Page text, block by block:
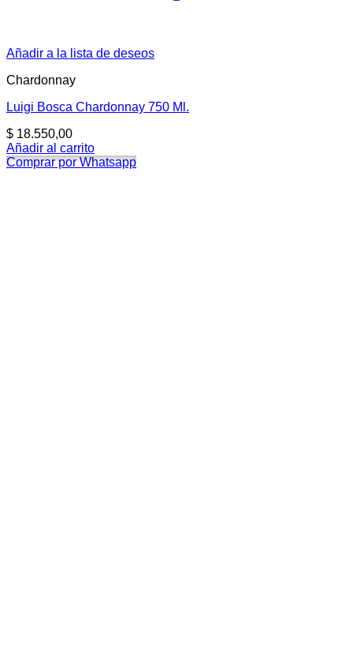
Añadir a la lista de deseos
Chardonnay
Luigi Bosca Chardonnay 750 Ml.
$ 18.550,00
Añadir al carrito
Comprar por Whatsapp